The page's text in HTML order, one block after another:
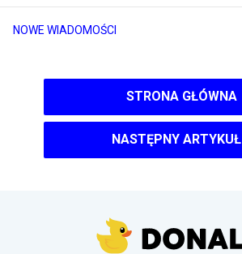
NOWE WIADOMOŚCI
STRONA GŁÓWNA
NASTĘPNY ARTYKUŁ